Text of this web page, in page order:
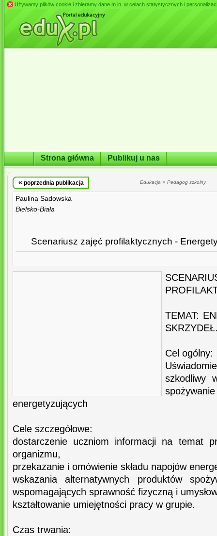
Używamy plików cookie i zbieramy dane m.in. w celach statystycznych i
Strona główna Publikuj u nas
« poprzednia publikacja Edukacja » Pedagog szkolny
Paulina Sadowska
Bielsko-Biała
Scenariusz zajęć profilaktycznych -
TEMAT:
Cel ogólny:
szkodliwy
energetyzujących
Cele szczegółowe:
dostarczenie uczniom informacji na temat
organizmu,
przekazanie i omówienie składu napojów
wskazania alternatywnych produktów
wspomagających sprawność fizyczną i
kształtowanie umiejętności pracy w grupie.
Czas trwania: